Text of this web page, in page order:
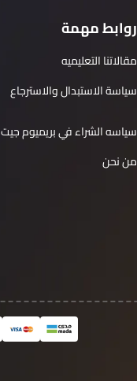
روابط مهمة
مقالاتنا التعليميه
سياسة الاستبدال والاسترجاع
سياسه الشراء في بريميوم جيت
من نحن